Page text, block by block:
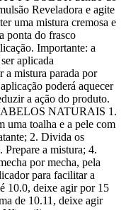
Reveladora e agite
uma mistura cremosa e
ponta do frasco
Importante: a
aplicada
a mistura parada por
poderá aquecer
a ação do produto.
NATURAIS 1.
uma toalha e a pele com
2. Divida os
Prepare a mistura; 4.
por mecha, pela
para facilitar a
10.0, deixe agir por 15
de 10.11, deixe agir